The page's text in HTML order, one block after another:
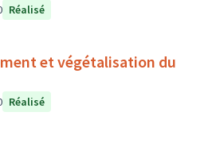
Réalisé
et végétalisation du
Réalisé